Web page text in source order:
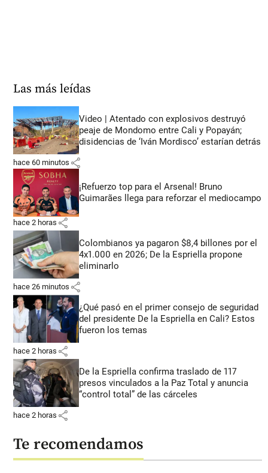
Las más leídas
Video | Atentado con explosivos destruyó
peaje de Mondomo entre Cali y Popayán;
disidencias de ‘Iván Mordisco’ estarían detrás
hace 60 minutos share
¡Refuerzo top para el Arsenal! Bruno
Guimarães llega para reforzar el mediocampo
hace 2 horas share
Colombianos ya pagaron $8,4 billones por el
4x1.000 en 2026; De la Espriella propone
eliminarlo
hace 26 minutos share
¿Qué pasó en el primer consejo de seguridad
del presidente De la Espriella en Cali? Estos
fueron los temas
hace 2 horas share
De la Espriella confirma traslado de 117
presos vinculados a la Paz Total y anuncia
“control total” de las cárceles
hace 2 horas share
Te recomendamos